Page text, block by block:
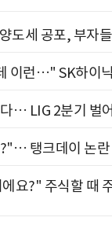
도세 공포, 부자
이런…" SK하이
… LIG 2분기 벌
탱크데이 논란
요?" 주식할 때